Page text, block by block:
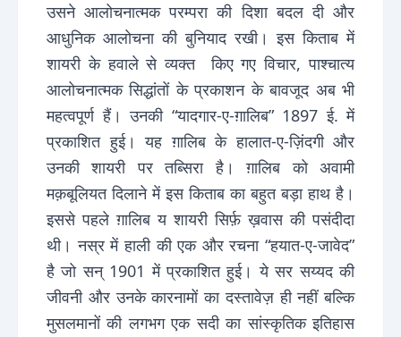
उसने आलोचनात्मक परम्परा की दिशा बदल दी और
आधुनिक आलोचना की बुनियाद रखी। इस किताब में
शायरी के हवाले से व्यक्त किए गए विचार, पाश्चात्य
आलोचनात्मक सिद्धांतों के प्रकाशन के बावजूद अब भी
महत्वपूर्ण हैं। उनकी “यादगार-ए-ग़ालिब” 1897 ई. में
प्रकाशित हुई। यह ग़ालिब के हालात-ए-ज़िंदगी और
उनकी शायरी पर तब्सिरा है। ग़ालिब को अवामी
मक़बूलियत दिलाने में इस किताब का बहुत बड़ा हाथ है।
इससे पहले ग़ालिब य शायरी सिर्फ़ ख़वास की पसंदीदा
थी। नस्र में हाली की एक और रचना “हयात-ए-जावेद”
है जो सन् 1901 में प्रकाशित हुई। ये सर सय्यद की
जीवनी और उनके कारनामों का दस्तावेज़ ही नहीं बल्कि
मुसलमानों की लगभग एक सदी का सांस्कृतिक इतिहास